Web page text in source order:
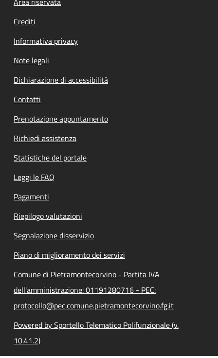
Crediti
Informativa privacy
Note legali
Dichiarazione di accessibilità
Contatti
Prenotazione appuntamento
Richiedi assistenza
Statistiche del portale
Leggi le FAQ
Pagamenti
Riepilogo valutazioni
Segnalazione disservizio
Piano di miglioramento dei servizi
Comune di Pietramontecorvino - Partita IVA
dell'amministrazione: 01191280716 - PEC:
protocollo@pec.comune.pietramontecorvino.fg.it
Powered by Sportello Telematico Polifunzionale (v.
10.41.2)